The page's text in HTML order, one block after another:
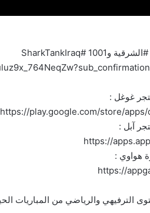
https://play.google.com/store/
https://
https://